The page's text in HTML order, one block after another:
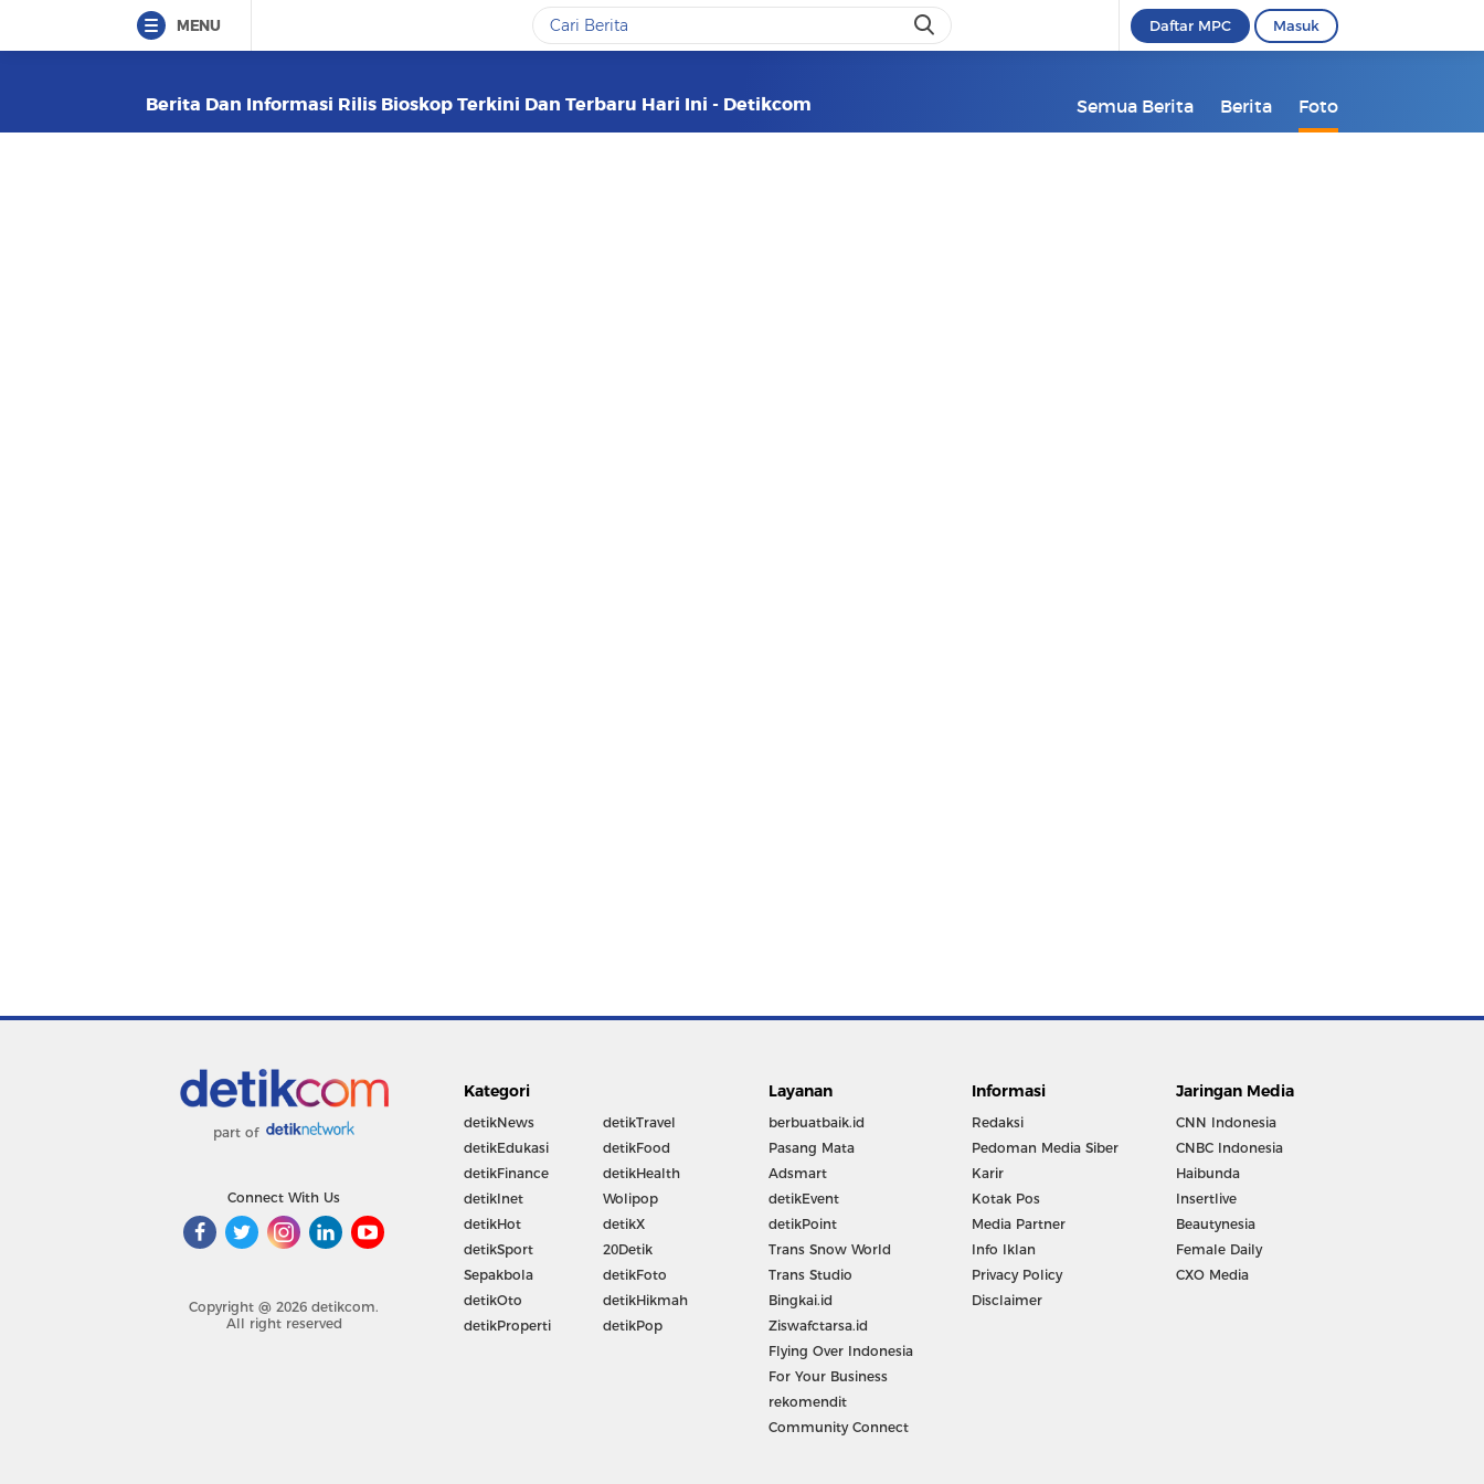
MENU Daftar MPC Masuk
Berita Dan Informasi Rilis Bioskop Terkini Dan Terbaru Hari Ini - Detikcom Semua Berita Berita Foto
part of
Connect With Us
Copyright @ 2026 detikcom.
All right reserved
Kategori
detikNews
detikEdukasi
detikFinance
detikInet
detikHot
detikSport
Sepakbola
detikOto
detikProperti
detikTravel
detikFood
detikHealth
Wolipop
detikX
20Detik
detikFoto
detikHikmah
detikPop
Layanan
berbuatbaik.id
Pasang Mata
Adsmart
detikEvent
detikPoint
Trans Snow World
Trans Studio
Bingkai.id
Ziswafctarsa.id
Flying Over Indonesia
For Your Business
rekomendit
Community Connect
Informasi
Redaksi
Pedoman Media Siber
Karir
Kotak Pos
Media Partner
Info Iklan
Privacy Policy
Disclaimer
Jaringan Media
CNN Indonesia
CNBC Indonesia
Haibunda
Insertlive
Beautynesia
Female Daily
CXO Media